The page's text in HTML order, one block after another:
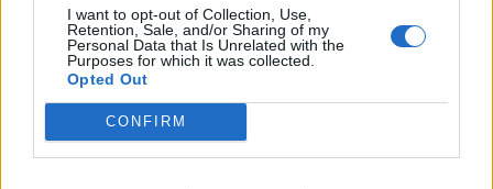
I want to opt-out of Collection, Use,
Retention, Sale, and/or Sharing of my
Personal Data that Is Unrelated with the
Purposes for which it was collected.
Opted Out
CONFIRM
Zjawia się drugi transport i cała procedura się
powtarza. Tadeusz zwraca uwagę na niezwykłą
skrupulatność esesmanów w prowadzeniu
dokumentacji własnych działań. Tadeusz jest